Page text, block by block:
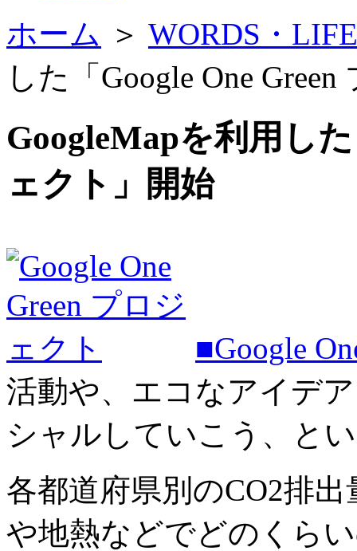
ホーム ＞ WORDS・
した「Google One
GoogleMapを利用し
ェクト」開始
■Google
活動や、エコなアイデ
シャルしていこう、と
各都道府県別のCO2排
や地熱などでどのくら